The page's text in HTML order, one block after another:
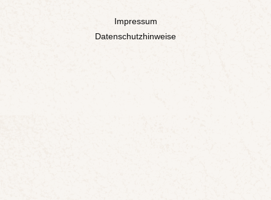
Impressum
Datenschutzhinweise